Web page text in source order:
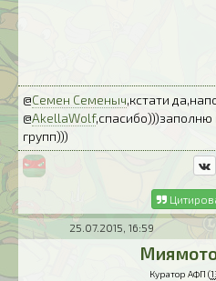
@Семен Семеныч,кстати
@AkellaWolf
групп)))
25.07.2015, 16:59
Куратор АФП (